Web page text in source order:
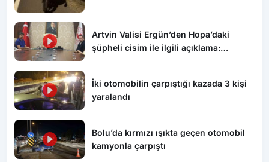
Artvin Valisi Ergün’den Hopa’daki
şüpheli cisim ile ilgili açıklama:
İki otomobilin çarpıştığı kazada 3 kişi
yaralandı
Bolu’da kırmızı ışıkta geçen otomobil
kamyonla çarpıştı